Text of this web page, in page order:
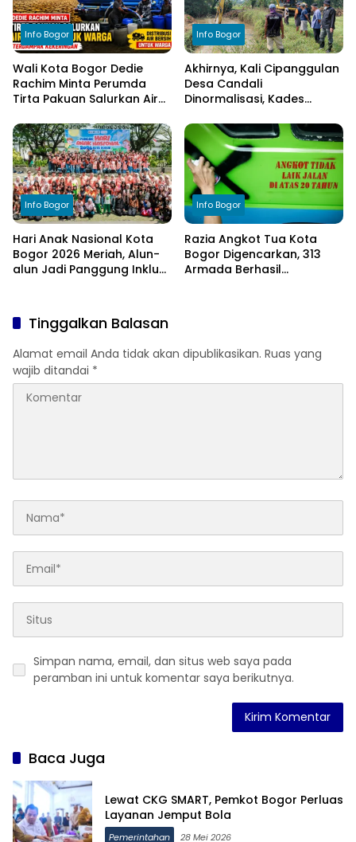
Info Bogor
Wali Kota Bogor Dedie
Rachim Minta Perumda
Tirta Pakuan Salurkan Air
Terdampak Kekeringan
Info Bogor
Akhirnya, Kali Cipanggulan
Desa Candali
Dinormalisasi, Kades
kepada Bupati Bogor
Info Bogor
Hari Anak Nasional Kota
Bogor 2026 Meriah, Alun-
alun Jadi Panggung Inklusi
Info Bogor
Razia Angkot Tua Kota
Bogor Digencarkan, 313
Armada Berhasil
Tinggalkan Balasan
Alamat email Anda tidak akan dipublikasikan. Ruas yang
wajib ditandai *
Simpan nama, email, dan situs web saya pada
peramban ini untuk komentar saya berikutnya.
Baca Juga
Lewat CKG SMART, Pemkot Bogor Perluas
Layanan Jemput Bola
Pemerintahan 28 Mei 2026